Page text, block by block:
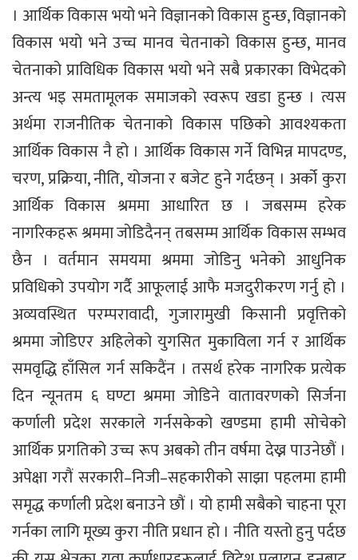
। आर्थिक विकास भयो भने विज्ञानको विकास हुन्छ, विज्ञानको
विकास भयो भने उच्च मानव चेतनाको विकास हुन्छ, मानव
चेतनाको प्राविधिक विकास भयो भने सबै प्रकारका विभेदको
अन्त्य भइ समतामूलक समाजको स्वरूप खडा हुन्छ । त्यस
अर्थमा राजनीतिक चेतनाको विकास पछिको आवश्यकता
आर्थिक विकास नै हो । आर्थिक विकास गर्ने विभिन्न मापदण्ड,
चरण, प्रक्रिया, नीति, योजना र बजेट हुने गर्दछन् । अर्को कुरा
आर्थिक विकास श्रममा आधारित छ । जबसम्म हरेक
नागरिकहरू श्रममा जोडिदैनन् तबसम्म आर्थिक विकास सम्भव
छैन । वर्तमान समयमा श्रममा जोडिनु भनेको आधुनिक
प्रविधिको उपयोग गर्दै आफूलाई आफै मजदुरीकरण गर्नु हो ।
अव्यवस्थित परम्परावादी, गुजारामुखी किसानी प्रवृत्तिको
श्रममा जोडिएर अहिलेको युगसित मुकाविला गर्न र आर्थिक
समवृद्धि हाँसिल गर्न सकिदैंन । तसर्थ हरेक नागरिक प्रत्येक
दिन न्यूनतम ६ घण्टा श्रममा जोडिने वातावरणको सिर्जना
कर्णाली प्रदेश सरकाले गर्नसकेको खण्डमा हामी सोचेको
आर्थिक प्रगतिको उच्च रूप अबको तीन वर्षमा देख्न पाउनेछौं ।
अपेक्षा गरौं सरकारी–निजी–सहकारीको साझा पहलमा हामी
समृद्ध कर्णाली प्रदेश बनाउने छौं । यो हामी सबैको चाहना पूरा
गर्नका लागि मूख्य कुरा नीति प्रधान हो । नीति यस्तो हुनु पर्दछ